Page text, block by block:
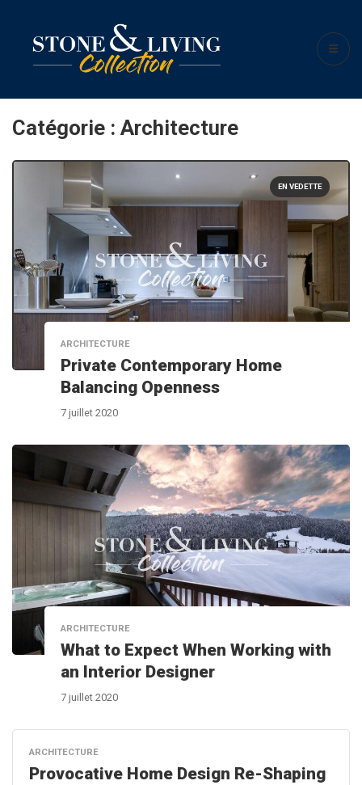
Catégorie : Architecture
EN VEDETTE
ARCHITECTURE
Private Contemporary Home
Balancing Openness
7 juillet 2020
ARCHITECTURE
What to Expect When Working with
an Interior Designer
7 juillet 2020
ARCHITECTURE
Provocative Home Design Re-Shaping